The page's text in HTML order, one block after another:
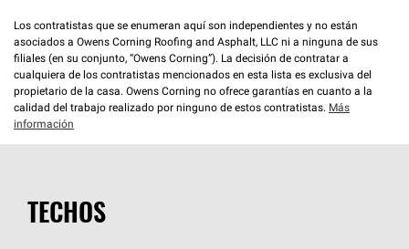
Los contratistas que se enumeran aquí son independientes y no están
asociados a Owens Corning Roofing and Asphalt, LLC ni a ninguna de sus
filiales (en su conjunto, “Owens Corning”). La decisión de contratar a
cualquiera de los contratistas mencionados en esta lista es exclusiva del
propietario de la casa. Owens Corning no ofrece garantías en cuanto a la
calidad del trabajo realizado por ninguno de estos contratistas. Más
información
TECHOS